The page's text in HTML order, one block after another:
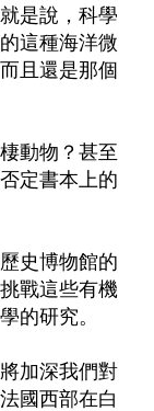
是說，科學
這種海洋微
且還是那個
動物？甚至
定書本上的
史博物館的
戰這些有機
的研究。
加深我們對
國西部在白